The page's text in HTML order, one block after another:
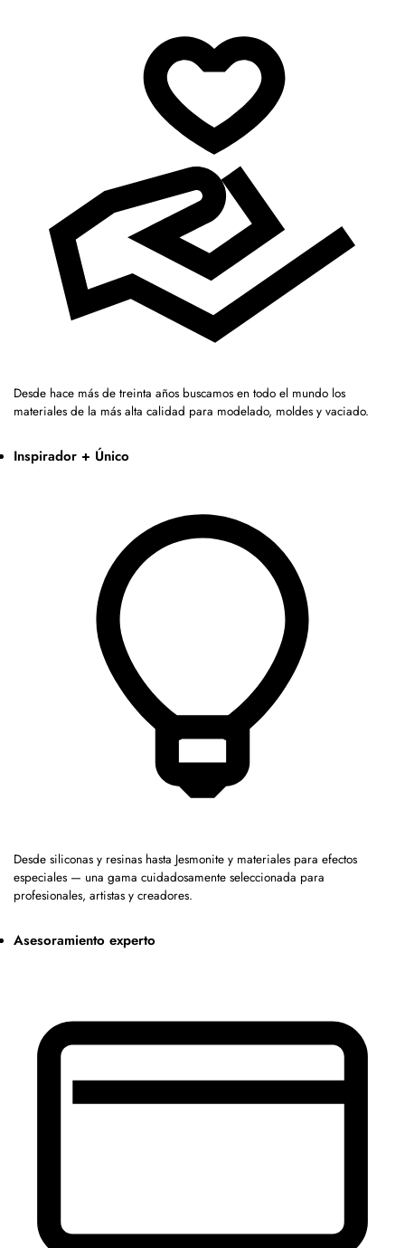
Desde hace más de treinta años buscamos en todo el mundo los
materiales de la más alta calidad para modelado, moldes y vaciado.
Inspirador + Único
Desde siliconas y resinas hasta Jesmonite y materiales para efectos
especiales — una gama cuidadosamente seleccionada para
profesionales, artistas y creadores.
Asesoramiento experto